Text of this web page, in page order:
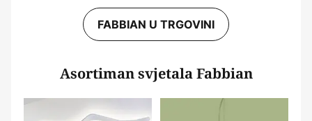
FABBIAN U TRGOVINI
Asortiman svjetala Fabbian